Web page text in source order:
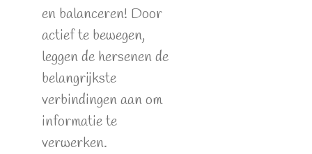
en balanceren! Door
actief te bewegen,
leggen de hersenen de
belangrijkste
verbindingen aan om
informatie te
verwerken.